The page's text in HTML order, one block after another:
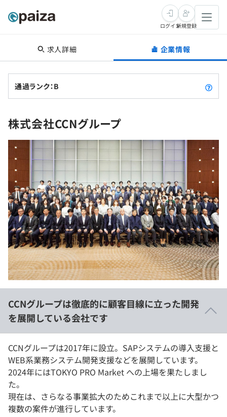
転職・キャリア
転職成功ガイド
インタビュー
新卒就活
求人検索
本選考
インターン
新卒エージェント
イベント・セミナー
インタビュー
学習
講座一覧
4択課題
ナレッジ
リファレンス
プラン
個人向けプラン
法人向けプラン
学校向けプラン
契約内容・クーポン
スキルチェック
プログラミング言語
SQL
評価結果一覧
再チャレンジ結果一覧
ゲーム・マンガ
メディア
Tech Team Journal
paiza times
note
paizaとは？
ログイン新規登録
求人詳細 企業情報
通過ランク：B
株式会社CCNグループ
CCNグループは徹底的に顧客目線に立った開発
を展開している会社です
CCNグループは2017年に設立。SAPシステムの導入支援と
WEB系業務システム開発支援などを展開しています。
2024年にはTOKYO PRO Market への上場を果たしまし
た。
現在は、さらなる事業拡大のためこれまで以上に大型かつ
複数の案件が進行しています。